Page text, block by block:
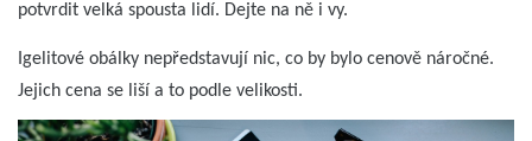
potvrdit velká spousta lidí. Dejte na ně i vy.
Igelitové obálky nepředstavují nic, co by bylo cenově náročné.
Jejich cena se liší a to podle velikosti.